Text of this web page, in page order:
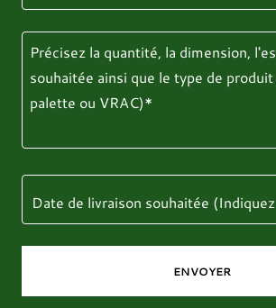
Date de livraison souhaitée
ENVOYER